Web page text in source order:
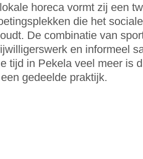
horeca vormt zij een
die het
De combinatie van
en informeel
tijd in Pekela veel meer is
gedeelde praktijk.